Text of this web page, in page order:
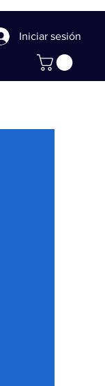
Iniciar sesión